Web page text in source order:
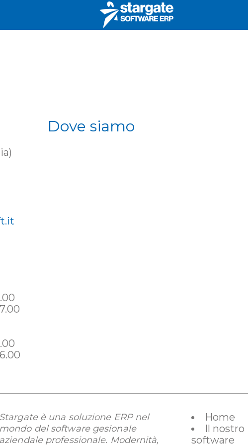
Dove siamo
Stargate è una soluzione ERP nel
mondo del software gesionale
aziendale professionale. Modernità,
Home
Il nostro
software